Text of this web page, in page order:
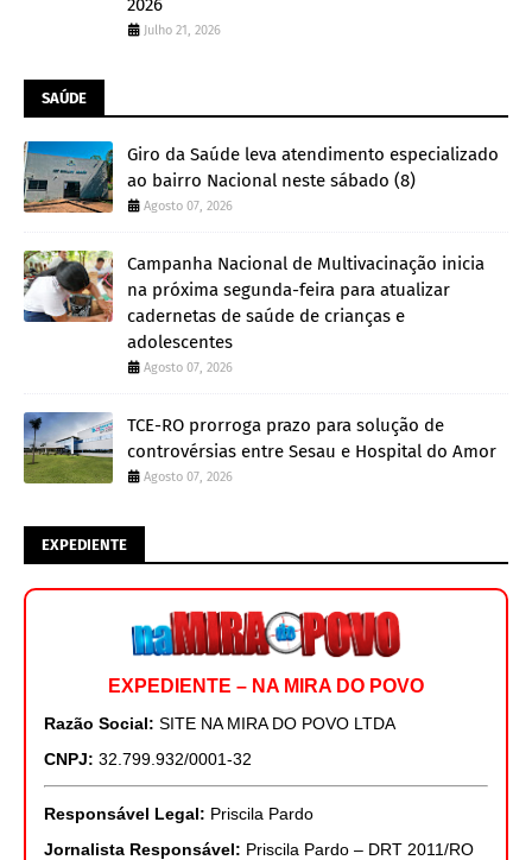
2026
Julho 21, 2026
SAÚDE
Giro da Saúde leva atendimento especializado
ao bairro Nacional neste sábado (8)
Agosto 07, 2026
Campanha Nacional de Multivacinação inicia
na próxima segunda-feira para atualizar
cadernetas de saúde de crianças e
adolescentes
Agosto 07, 2026
TCE-RO prorroga prazo para solução de
controvérsias entre Sesau e Hospital do Amor
Agosto 07, 2026
EXPEDIENTE
EXPEDIENTE – NA MIRA DO POVO
Razão Social: SITE NA MIRA DO POVO LTDA
CNPJ: 32.799.932/0001-32
Responsável Legal: Priscila Pardo
Jornalista Responsável: Priscila Pardo – DRT 2011/RO